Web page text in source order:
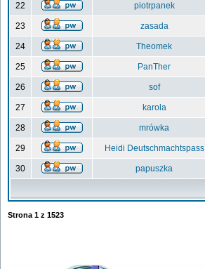
22 piotrpanek
23 zasada
24 Theomek
25 PanTher
26 sof
27 karola
28 mrówka
29 Heidi Deutschmachtspass
30 papuszka
Strona 1 z 1523